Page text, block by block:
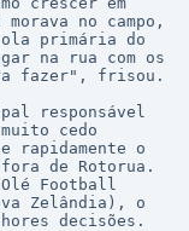
no campo,
primária do
na rua com os
fazer", frisou.
responsável
cedo
rapidamente o
de Rotorua.
Football
Zelândia), o
decisões.